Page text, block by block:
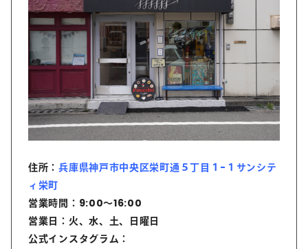
住所：兵庫県神戸市中央区栄町通５丁目１-１サンシテ
ィ栄町
営業時間：9:00〜16:00
営業日：火、水、土、日曜日
公式インスタグラム：